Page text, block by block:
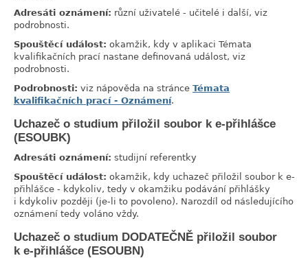
Adresáti oznámení: různí uživatelé - učitelé i další, viz
podrobnosti.
Spouštěcí událost: okamžik, kdy v aplikaci Témata
kvalifikačních prací nastane definovaná událost, viz
podrobnosti.
Podrobnosti: viz nápověda na stránce Témata
kvalifikačních prací - Oznámení.
Uchazeč o studium přiložil soubor k e-přihlášce
(ESOUBK)
Adresáti oznámení: studijní referentky
Spouštěcí událost: okamžik, kdy uchazeč přiložil soubor k e-
přihlášce - kdykoliv, tedy v okamžiku podávání přihlášky
i kdykoliv později (je-li to povoleno). Narozdíl od následujícího
oznámení tedy voláno vždy.
Uchazeč o studium DODATEČNĚ přiložil soubor
k e-přihlášce (ESOUBN)